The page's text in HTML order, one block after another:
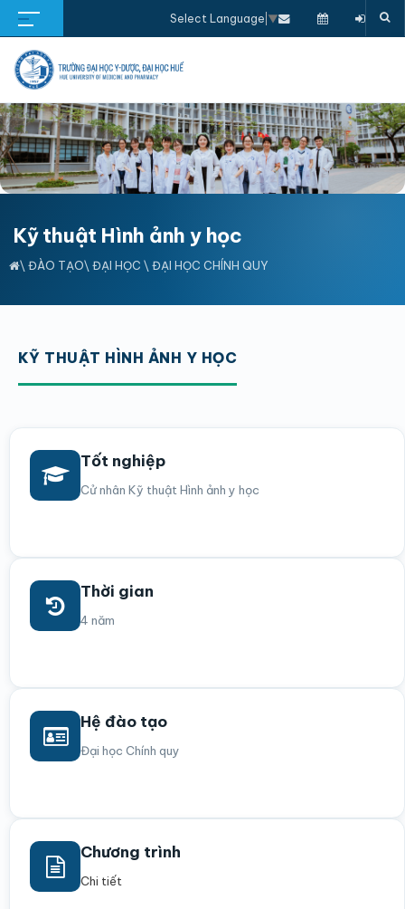
Select Language ▼
Kỹ thuật Hình ảnh y học
\ ĐÀO TẠO\ ĐẠI HỌC \ ĐẠI HỌC CHÍNH QUY
KỸ THUẬT HÌNH ẢNH Y HỌC
Tốt nghiệp
Cử nhân Kỹ thuật Hình ảnh y học
Thời gian
4 năm
Hệ đào tạo
Đại học Chính quy
Chương trình
Chi tiết